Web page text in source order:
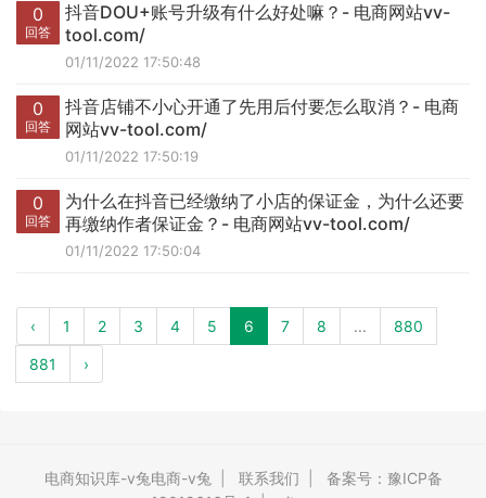
0
回答
抖音DOU+账号升级有什么好处嘛？- 电商网站vv-
tool.com/
01/11/2022 17:50:48
0
回答
抖音店铺不小心开通了先用后付要怎么取消？- 电商
网站vv-tool.com/
01/11/2022 17:50:19
0
回答
为什么在抖音已经缴纳了小店的保证金，为什么还要
再缴纳作者保证金？- 电商网站vv-tool.com/
01/11/2022 17:50:04
‹ 1 2 3 4 5 6 7 8 ... 880
881 ›
电商知识库-v兔电商-v兔 联系我们
备案号：豫ICP备